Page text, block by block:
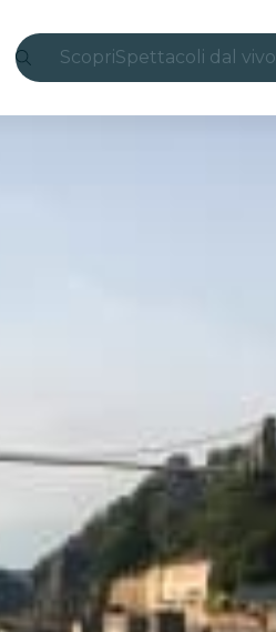
ScopriSpettacoli dal vivo
Tour città
Concerti
Ristoranti
Cinema